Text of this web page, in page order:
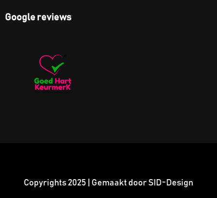
Google reviews
Copyrights 2025 | Gemaakt door SID-Design